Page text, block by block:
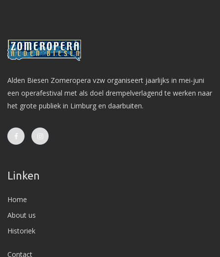
Alden Biesen Zomeropera vzw organiseert jaarlijks in mei-juni
een operafestival met als doel drempelverlagend te werken naar
het grote publiek in Limburg en daarbuiten.
Linken
Home
About us
Historiek
Contact